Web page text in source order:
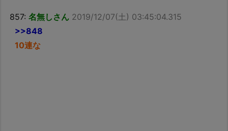
857: 名無しさん 2019/12/07(土) 03:45:04.315
>>848
10連な